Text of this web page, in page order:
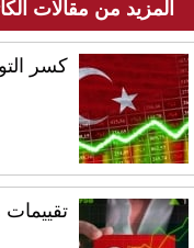
المزيد من مقالات
كسر
تقييمات